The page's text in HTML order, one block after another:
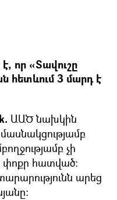
որ «Տավուշը
հետևում 3 մարդ է
ԱԱԾ նախկին
չի
փոքր հատված։
արեց